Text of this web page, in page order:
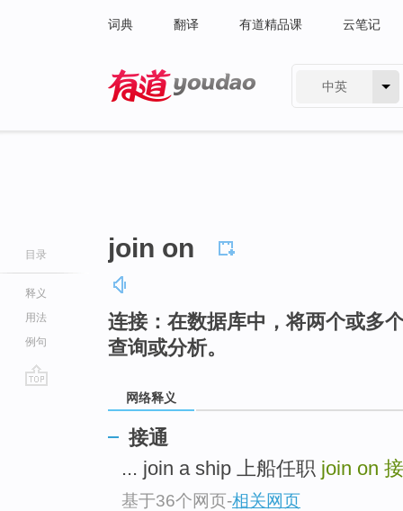
词典 翻译 有道精品课 云笔记
中英
目录
释义
用法
例句
join on
连接：在数据库中，将两个或多
查询或分析。
网络释义
接通
... join a ship 上船任职 join on
基于36个网页-相关网页